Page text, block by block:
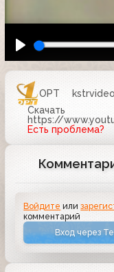
ОРТ kstrvideo
Скачать
https://
Есть проблема?
Войдите или
комментарий
Вход через